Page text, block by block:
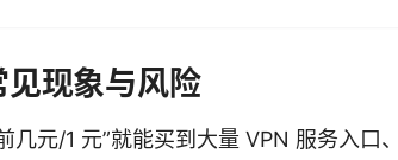
现象与风险
元/1 元”就能买到大量 VPN 服务入口